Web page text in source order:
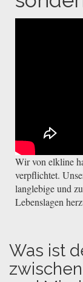
Wir von elkline
verpflichtet.
langlebige und
Lebenslagen
Was ist